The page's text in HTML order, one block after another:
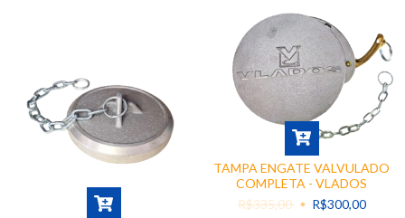
TAMPA ENGATE VALVULADO
COMPLETA - VLADOS
R$335,00
R$300,00